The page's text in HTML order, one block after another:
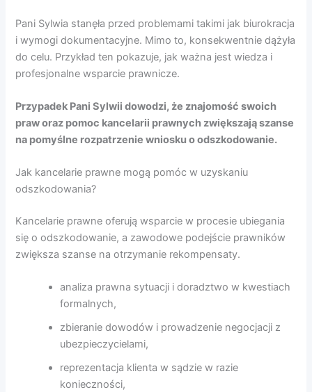
Pani Sylwia stanęła przed problemami takimi jak biurokracja
i wymogi dokumentacyjne. Mimo to, konsekwentnie dążyła
do celu. Przykład ten pokazuje, jak ważna jest wiedza i
profesjonalne wsparcie prawnicze.
Przypadek Pani Sylwii dowodzi, że znajomość swoich
praw oraz pomoc kancelarii prawnych zwiększają szanse
na pomyślne rozpatrzenie wniosku o odszkodowanie.
Jak kancelarie prawne mogą pomóc w uzyskaniu
odszkodowania?
Kancelarie prawne oferują wsparcie w procesie ubiegania
się o odszkodowanie, a zawodowe podejście prawników
zwiększa szanse na otrzymanie rekompensaty.
analiza prawna sytuacji i doradztwo w kwestiach
formalnych,
zbieranie dowodów i prowadzenie negocjacji z
ubezpieczycielami,
reprezentacja klienta w sądzie w razie
konieczności,